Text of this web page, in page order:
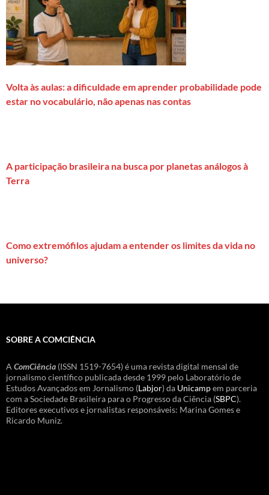
Volta às aulas: a dificuldade em aprender probabilidade pode
estar no vocabulário, não apenas nas contas
A participação brasileira na busca por planetas análogos à
Terra
Como extremófilos ajudam a entender os limites da vida no
universo?
SOBRE A COMCIÊNCIA
A ComCiência (ISSN 1519-7654) é uma revista digital mensal de
jornalismo científico publicada desde 1999 pelo Laboratório de
Estudos Avançados em Jornalismo (Labjor) da Unicampem parceria
com a Sociedade Brasileira para o Progresso da Ciência (SBPC).
Editores executivos e jornalistas responsáveis: Marina Gomes e
Ricardo Muniz.